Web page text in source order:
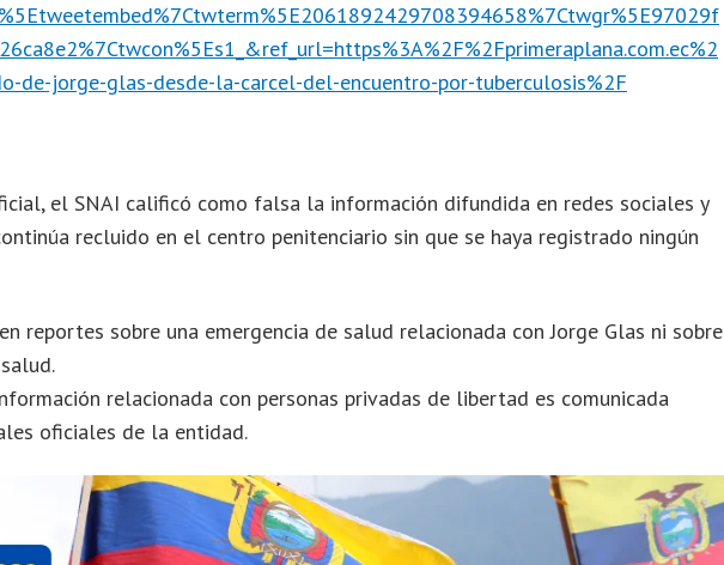
de-jorge-glas-desde-la-carcel-del-encuentro-por-tuberculosis%2F
el SNAI calificó como falsa la información difundida en redes sociales y
recluido en el centro penitenciario sin que se haya registrado ningún
reportes sobre una emergencia de salud relacionada con Jorge Glas ni sobre
relacionada con personas privadas de libertad es comunicada
oficiales de la entidad.